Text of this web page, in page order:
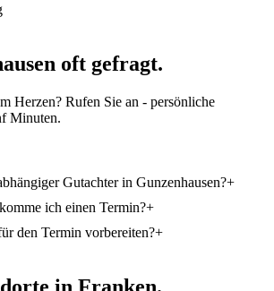
oft gefragt.
Herzen? Rufen Sie an - persönliche
Minuten.
Gutachter in Gunzenhausen?+
ich einen Termin?+
den Termin vorbereiten?+
in Franken.